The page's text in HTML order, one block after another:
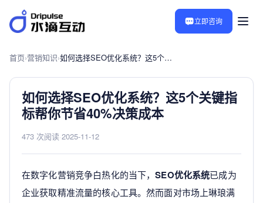
立即咨询
首页›营销知识› 如何选择SEO优化系统？这5个关键指标帮你节省40%决策成本
如何选择SEO优化系统？这5个关键指
标帮你节省40%决策成本
473 次阅读 2025-11-12
在数字化营销竞争白热化的当下，SEO优化系统已成为
企业获取精准流量的核心工具。然而面对市场上琳琅满